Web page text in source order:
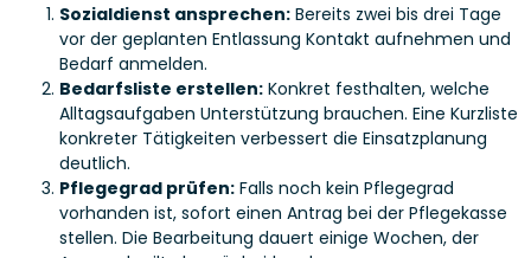
Sozialdienst ansprechen: Bereits zwei bis drei Tage
vor der geplanten Entlassung Kontakt aufnehmen und
Bedarf anmelden.
Bedarfsliste erstellen: Konkret festhalten, welche
Alltagsaufgaben Unterstützung brauchen. Eine Kurzliste
konkreter Tätigkeiten verbessert die Einsatzplanung
deutlich.
Pflegegrad prüfen: Falls noch kein Pflegegrad
vorhanden ist, sofort einen Antrag bei der Pflegekasse
stellen. Die Bearbeitung dauert einige Wochen, der